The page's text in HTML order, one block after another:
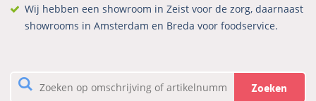
Wij hebben een showroom in Zeist voor de zorg, daarnaast
showrooms in Amsterdam en Breda voor foodservice.
Zoeken